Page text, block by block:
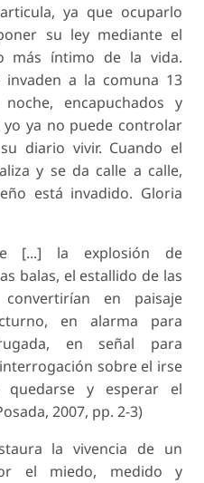
ya que ocuparlo
su ley mediante el
más íntimo de la vida.
invaden a la comuna 13
encapuchados y
yo ya no puede controlar
diario vivir. Cuando el
y se da calle a calle,
está invadido. Gloria
[...] la explosión de
balas, el estallido de las
en paisaje
en alarma para
en señal para
sobre el irse
y esperar el
2007, pp. 2-3)
la vivencia de un
el miedo, medido y